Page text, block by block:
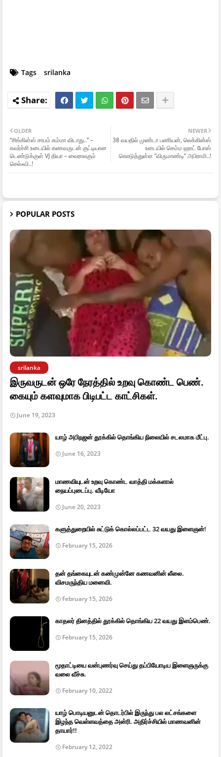
Tags srilanka
NEWER
38 வயதில் முண்டா பணியன், லெக்கின்ஸ்
உடையில் செம்ம ஹாட் போஸ்
கொடுத்துள்ள “விருமாண்டி” அபிராமி..!
OLDER
“சிங்கிள்ஸ் சாபம் சும்மா விடாது..” –
கவர்ச்சி உடையில் கணவருடன் குட்டியான
டெண்டுக்குள் VJ தியா – வைராலகும்
செல்ஃபி..!
POPULAR POSTS
srilanka
இருவருடன் ஒரே நேரத்தில் உறவு கொண்ட பெண்.
கையும் களவுமாக பிடிபட்ட காட்சிகள்.
June 19, 2023
யாழ் அபிநஜன் தூக்கில் தொங்கிய நிலையில் சடலமாக மீட்பு.
June 16, 2023
மாணவியுடன் உறவு கொண்ட வாத்தி மக்களால்
நையப்புடைப்பு. வீடியோ
June 20, 2023
களுத்துறையில் சுட்டுக் கொல்லப்பட்ட 32 வயது இளைஞன்!
February 15, 2026
தன் தங்கையுடன் கண்முன்னே கணவனின் லீலை.
விசமருந்திய மனைவி.
February 15, 2026
காதலர் தினத்தில் தூக்கில் தொங்கிய 22 வயது இளம்பெண்.
February 15, 2026
மூதாட்டியை வன்புணர்வு செய்து தப்பியோடிய இளைஞருக்கு
வலை வீச்சு.
February 10, 2022
யாழ் பொடியனுடன் தொடர்பில் இருந்து பல லட்சங்களை
இழந்த வெள்ளவத்தை அன்ரி. அதிர்ச்சியில் மாணவனின்
தாயார்!!
February 12, 2022